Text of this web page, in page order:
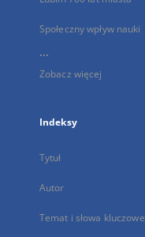
Społeczny wpływ nauki
...
Zobacz więcej
Indeksy
Tytuł
Autor
Temat i słowa kluczowe